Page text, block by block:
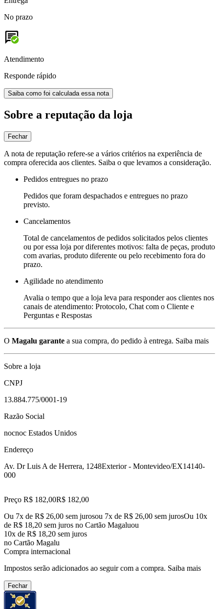
No prazo
Atendimento
Responde rápido
Saiba como foi calculada essa nota
Sobre a reputação da loja
Fechar
A nota de reputação refere-se a vários critérios na experiência de
compra oferecida aos clientes. Saiba o que levamos a consideração.
Pedidos entregues no prazo
Pedidos que foram despachados e entregues no prazo
previsto.
Cancelamentos
Total de cancelamentos de pedidos solicitados pelos clientes
ou por essa loja por diferentes motivos: falta de peças, produto
com avarias, produto diferente ou pelo recebimento fora do
prazo.
Agilidade no atendimento
Avalia o tempo que a loja leva para responder aos clientes nos
canais de atendimento: Protocolo, Chat com o Cliente e
Perguntas e Respostas
O Magalu garante a sua compra, do pedido à entrega. Saiba mais
Sobre a loja
CNPJ
13.884.775/0001-19
Razão Social
nocnoc Estados Unidos
Endereço
Av. Dr Luis A de Herrera, 1248Exterior - Montevideo/EX14140-
000
Preço R$ 182,00R$ 182,00
Ou 7x de R$ 26,00 sem jurosou 7x de R$ 26,00 sem jurosOu 10x
de R$ 18,20 sem juros no Cartão Magaluou
10x de R$ 18,20 sem juros
no Cartão Magalu
Compra internacional
Impostos serão adicionados ao seguir com a compra. Saiba mais
Fechar